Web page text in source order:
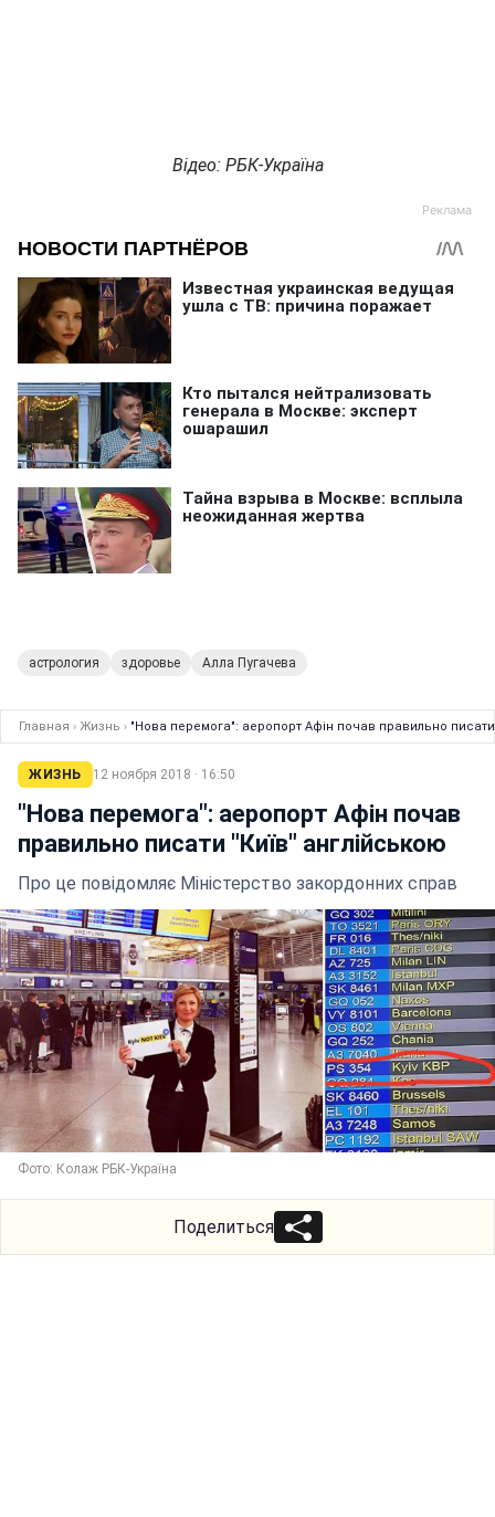
Відео: РБК-Україна
астрология здоровье Алла Пугачева
Главная › Жизнь › "Нова перемога": аеропорт Афін почав правильно писати
ЖИЗНЬ 12 ноября 2018 · 16:50
"Нова перемога": аеропорт Афін почав
правильно писати "Київ" англійською
Про це повідомляє Міністерство закордонних справ
Фото: Колаж РБК-Україна
Поделиться